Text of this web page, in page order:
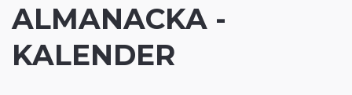
ALMANACKA -
KALENDER